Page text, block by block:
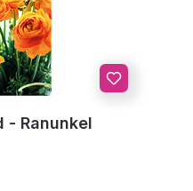
- Ranunkel